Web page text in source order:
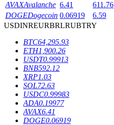
AVAXAvalanche 6.41 611.76
DOGEDogecoin 0.06919 6.59
USDINREURBRLRUBTRY
BTC64,295.93
ETH1,900.26
USDT0.99913
BNB592.12
XRP1.03
SOL72.63
USDC0.99983
ADA0.19977
AVAX6.41
DOGE0.06919